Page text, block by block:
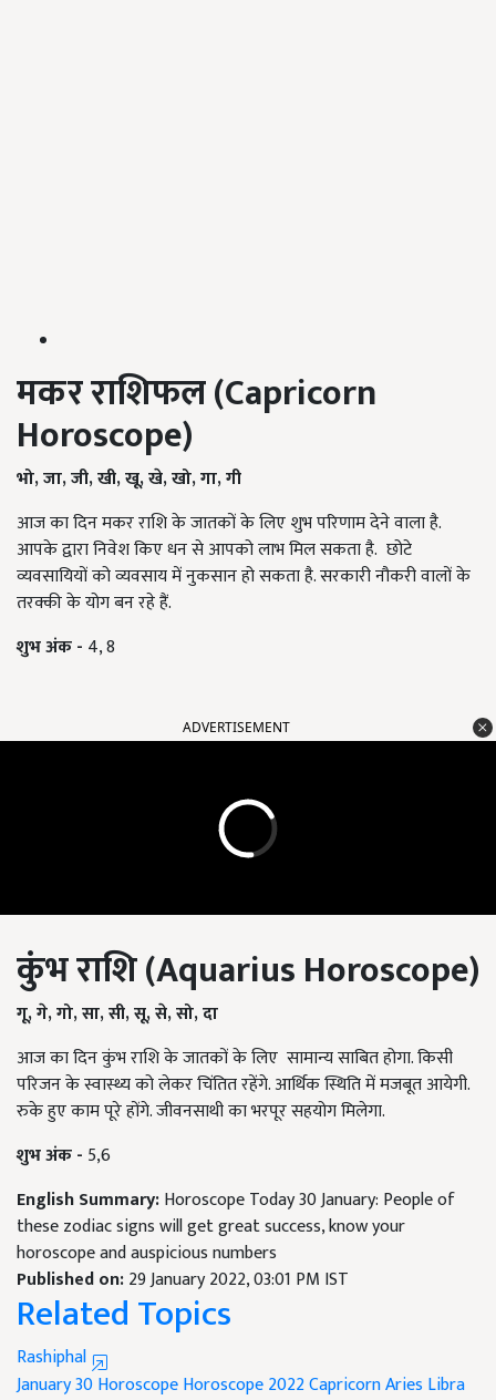
मकर राशिफल (Capricorn
Horoscope)
भो,जा,जी,खी,खू,खे,खो,गा,गी
आज का दिन मकर राशि के जातकों के लिए शुभ परिणाम देने वाला है.
आपके द्वारा निवेश किए धन से आपको लाभ मिल सकता है. छोटे
व्यवसायियों को व्यवसाय में नुकसान हो सकता है. सरकारी नौकरी वालों के
तरक्की के योग बन रहे हैं.
शुभ अंक - 4, 8
ADVERTISEMENT
कुंभ राशि (Aquarius Horoscope)
गू,गे,गो,सा,सी,सू,से,सो,दा
आज का दिन कुंभ राशि के जातकों के लिए सामान्य साबित होगा. किसी
परिजन के स्वास्थ्य को लेकर चिंतित रहेंगे. आर्थिक स्थिति में मजबूत आयेगी.
रुके हुए काम पूरे होंगे. जीवनसाथी का भरपूर सहयोग मिलेगा.
शुभ अंक - 5,6
English Summary:Horoscope Today 30 January: People of
these zodiac signs will get great success, know your
horoscope and auspicious numbers
Published on:29 January 2022, 03:01 PM IST
Related Topics
Rashiphal
January 30 HoroscopeHoroscope 2022CapricornAries Libra